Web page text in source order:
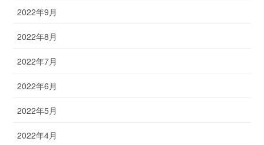
2022年9月
2022年8月
2022年7月
2022年6月
2022年5月
2022年4月